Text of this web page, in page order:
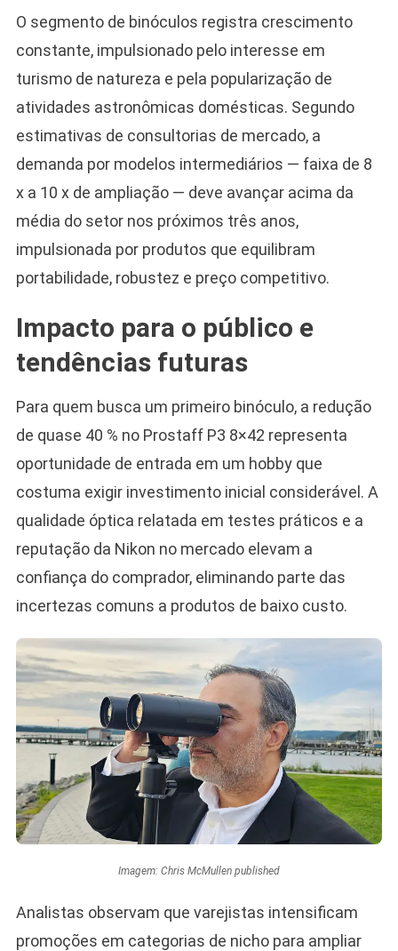
O segmento de binóculos registra crescimento
constante, impulsionado pelo interesse em
turismo de natureza e pela popularização de
atividades astronômicas domésticas. Segundo
estimativas de consultorias de mercado, a
demanda por modelos intermediários — faixa de 8
x a 10 x de ampliação — deve avançar acima da
média do setor nos próximos três anos,
impulsionada por produtos que equilibram
portabilidade, robustez e preço competitivo.
Impacto para o público e
tendências futuras
Para quem busca um primeiro binóculo, a redução
de quase 40 % no Prostaff P3 8×42 representa
oportunidade de entrada em um hobby que
costuma exigir investimento inicial considerável. A
qualidade óptica relatada em testes práticos e a
reputação da Nikon no mercado elevam a
confiança do comprador, eliminando parte das
incertezas comuns a produtos de baixo custo.
Imagem: Chris McMullen published
Analistas observam que varejistas intensificam
promoções em categorias de nicho para ampliar